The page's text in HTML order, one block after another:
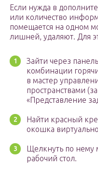
Если нужда в
или количество
помещается на одном
лишней, удаляют. Для
Зайти через
комбинации
в мастер
пространствами
«Представление
Найти красный
окошка
Щелкнуть по
рабочий стол.